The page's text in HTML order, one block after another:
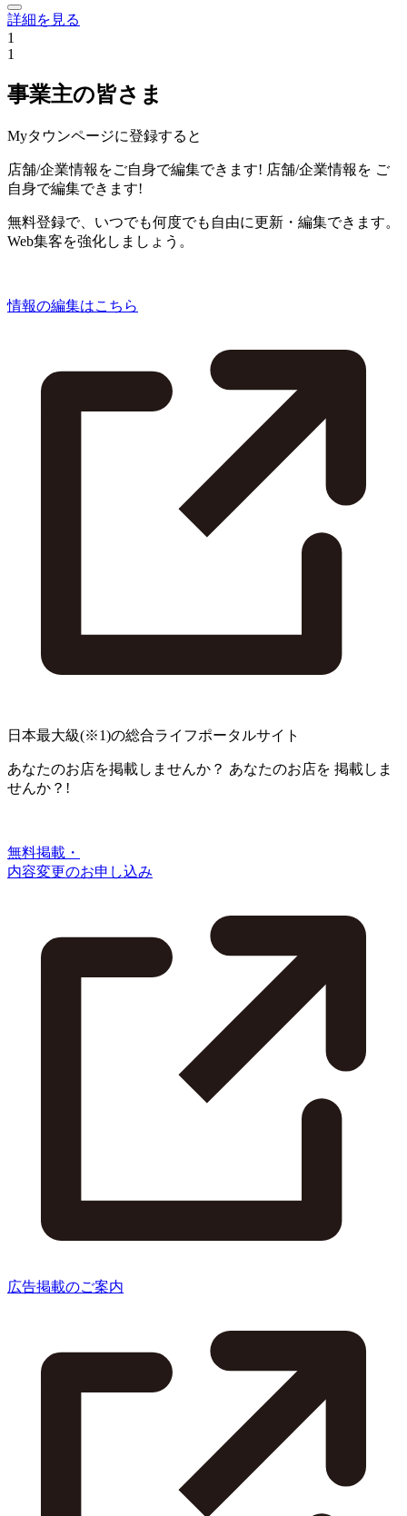
詳細を見る
1
1
事業主の皆さま
Myタウンページに登録すると
店舗/企業情報をご自身で編集できます! 店舗/企業情報を ご
自身で編集できます!
無料登録で、いつでも何度でも自由に更新・編集できます。
Web集客を強化しましょう。
情報の編集はこちら
日本最大級(※1)の総合ライフポータルサイト
あなたのお店を掲載しませんか？ あなたのお店を 掲載しま
せんか？!
無料掲載・
内容変更のお申し込み
広告掲載のご案内